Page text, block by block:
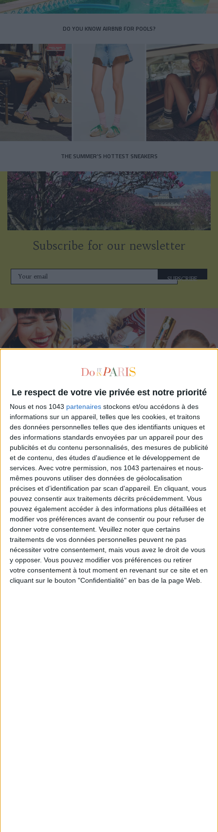
Le respect de votre vie privée est notre priorité
Nous et nos 1043 partenaires stockons et/ou accédons à des
informations sur un appareil, telles que les cookies, et traitons
des données personnelles telles que des identifiants uniques et
des informations standards envoyées par un appareil pour des
publicités et du contenu personnalisés, des mesures de publicité
et de contenu, des études d'audience et le développement de
services. Avec votre permission, nos 1043 partenaires et nous-
mêmes pouvons utiliser des données de géolocalisation
précises et d’identification par scan d'appareil. En cliquant, vous
pouvez consentir aux traitements décrits précédemment. Vous
pouvez également accéder à des informations plus détaillées et
modifier vos préférences avant de consentir ou pour refuser de
donner votre consentement. Veuillez noter que certains
traitements de vos données personnelles peuvent ne pas
nécessiter votre consentement, mais vous avez le droit de vous
y opposer. Vous pouvez modifier vos préférences ou retirer
votre consentement à tout moment en revenant sur ce site et en
cliquant sur le bouton "Confidentialité" en bas de la page Web.
DO YOU KNOW AIRBNB FOR POOLS?
THE SUMMER’S HOTTEST SNEAKERS
Subscribe for our newsletter
SUBSCRIBE
ADOPT PARFUMS IS REVOLUTIONIZING AFFORDABLE MADE-IN-FRANCE
FRAGRANCES
15 IDEAS FOR ENJOYING AUGUST IN PARIS